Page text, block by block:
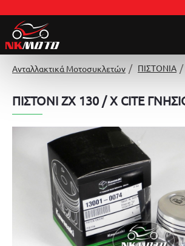
Ανταλλακτικά Μοτοσυκλετών ΠΙΣΤΟΝΙΑ
ΠΙΣΤΟΝΙ ZX 130 / X CITE